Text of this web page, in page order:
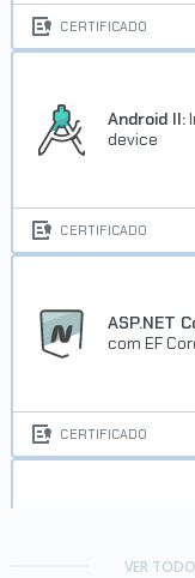
CERTIFICADO
Android II:
device
CERTIFICADO
ASP.NET
com EF
CERTIFICADO
VER